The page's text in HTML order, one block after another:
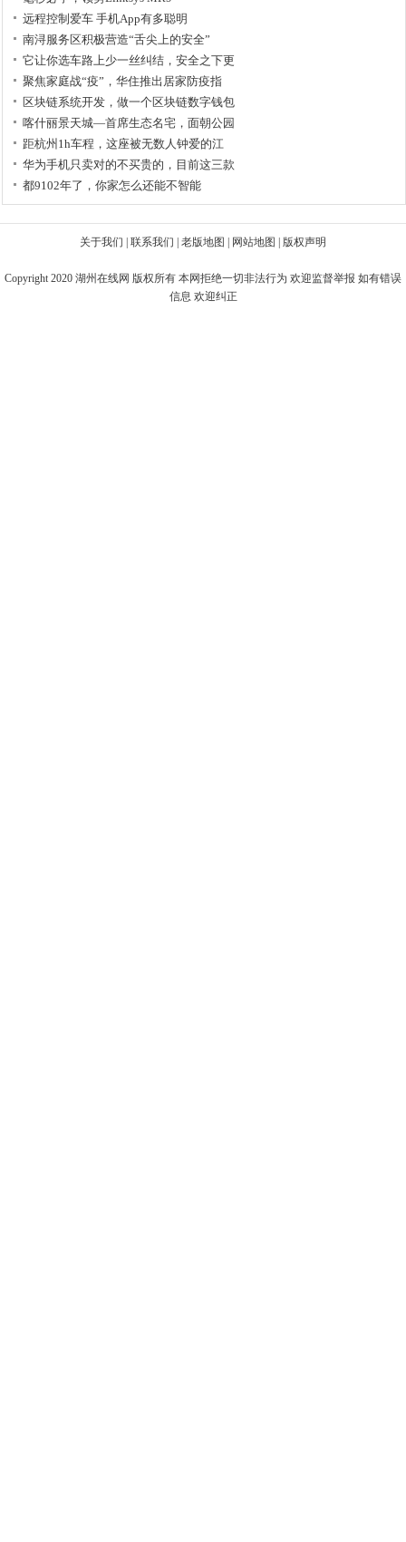
远程控制爱车 手机App有多聪明
南浔服务区积极营造“舌尖上的安全”
它让你选车路上少一丝纠结，安全之下更
聚焦家庭战“疫”，华住推出居家防疫指
区块链系统开发，做一个区块链数字钱包
喀什丽景天城—首席生态名宅，面朝公园
距杭州1h车程，这座被无数人钟爱的江
华为手机只卖对的不买贵的，目前这三款
都9102年了，你家怎么还能不智能
关于我们 联系我们 老版地图 网站地图 版权声明
Copyright 2020 湖州在线网 版权所有 本网拒绝一切非法行为 欢迎监督举报 如有错误
信息 欢迎纠正